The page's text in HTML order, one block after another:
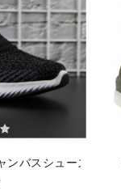
バスシューズ